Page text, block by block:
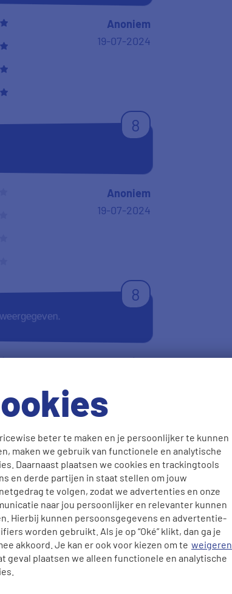
beter te maken en je persoonlijker te kunnen
maken we gebruik van functionele en analytische
Daarnaast plaatsen we cookies en trackingtools
en derde partijen in staat stellen om jouw
te volgen, zodat we advertenties en onze
naar jou persoonlijker en relevanter kunnen
Hierbij kunnen persoonsgegevens en advertentie-
worden gebruikt. Als je op “Oké” klikt, dan ga je
akkoord. Je kan er ook voor kiezen om te weigeren
geval plaatsen we alleen functionele en analytische
Anoniem
19-07-2024
8
Anoniem
19-07-2024
8
Anoniem
8
Tot nu toe tevreden.
geleden dat BU
Vandaag kon ik dit item